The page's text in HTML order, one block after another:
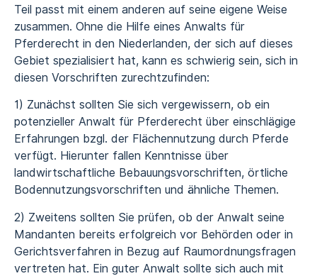
Teil passt mit einem anderen auf seine eigene Weise
zusammen. Ohne die Hilfe eines Anwalts für
Pferderecht in den Niederlanden, der sich auf dieses
Gebiet spezialisiert hat, kann es schwierig sein, sich in
diesen Vorschriften zurechtzufinden:
1) Zunächst sollten Sie sich vergewissern, ob ein
potenzieller Anwalt für Pferderecht über einschlägige
Erfahrungen bzgl. der Flächennutzung durch Pferde
verfügt. Hierunter fallen Kenntnisse über
landwirtschaftliche Bebauungsvorschriften, örtliche
Bodennutzungsvorschriften und ähnliche Themen.
2) Zweitens sollten Sie prüfen, ob der Anwalt seine
Mandanten bereits erfolgreich vor Behörden oder in
Gerichtsverfahren in Bezug auf Raumordnungsfragen
vertreten hat. Ein guter Anwalt sollte sich auch mit